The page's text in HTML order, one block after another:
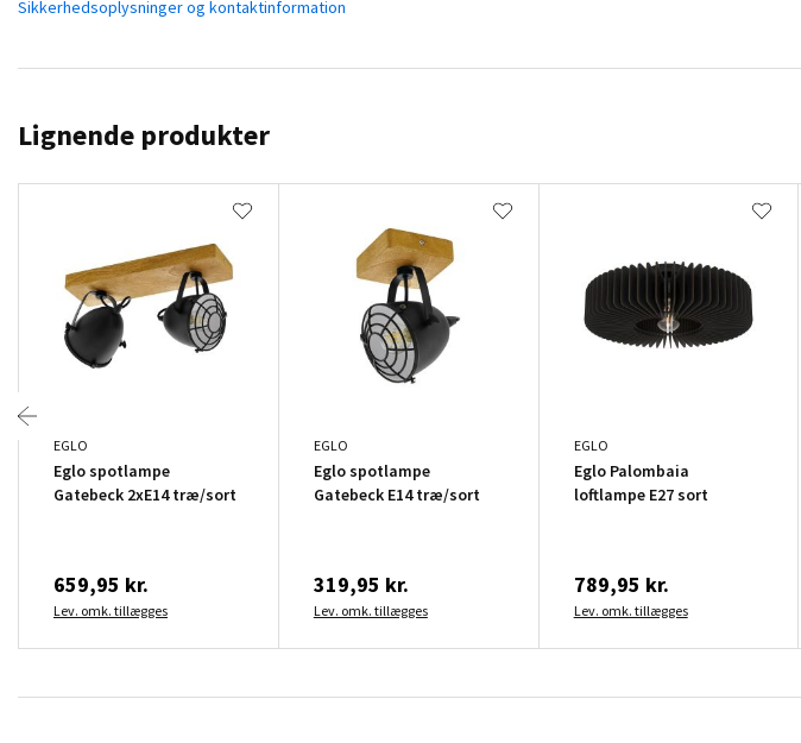
Sikkerhedsoplysninger og kontaktinformation
Lignende produkter
EGLO
Eglo spotlampe
Gatebeck 2xE14 træ/sort
659,95 kr.
Lev. omk. tillægges
EGLO
Eglo spotlampe
Gatebeck E14 træ/sort
319,95 kr.
Lev. omk. tillægges
EGLO
Eglo Palombaia
loftlampe E27 sort
789,95 kr.
Lev. omk. tillægges